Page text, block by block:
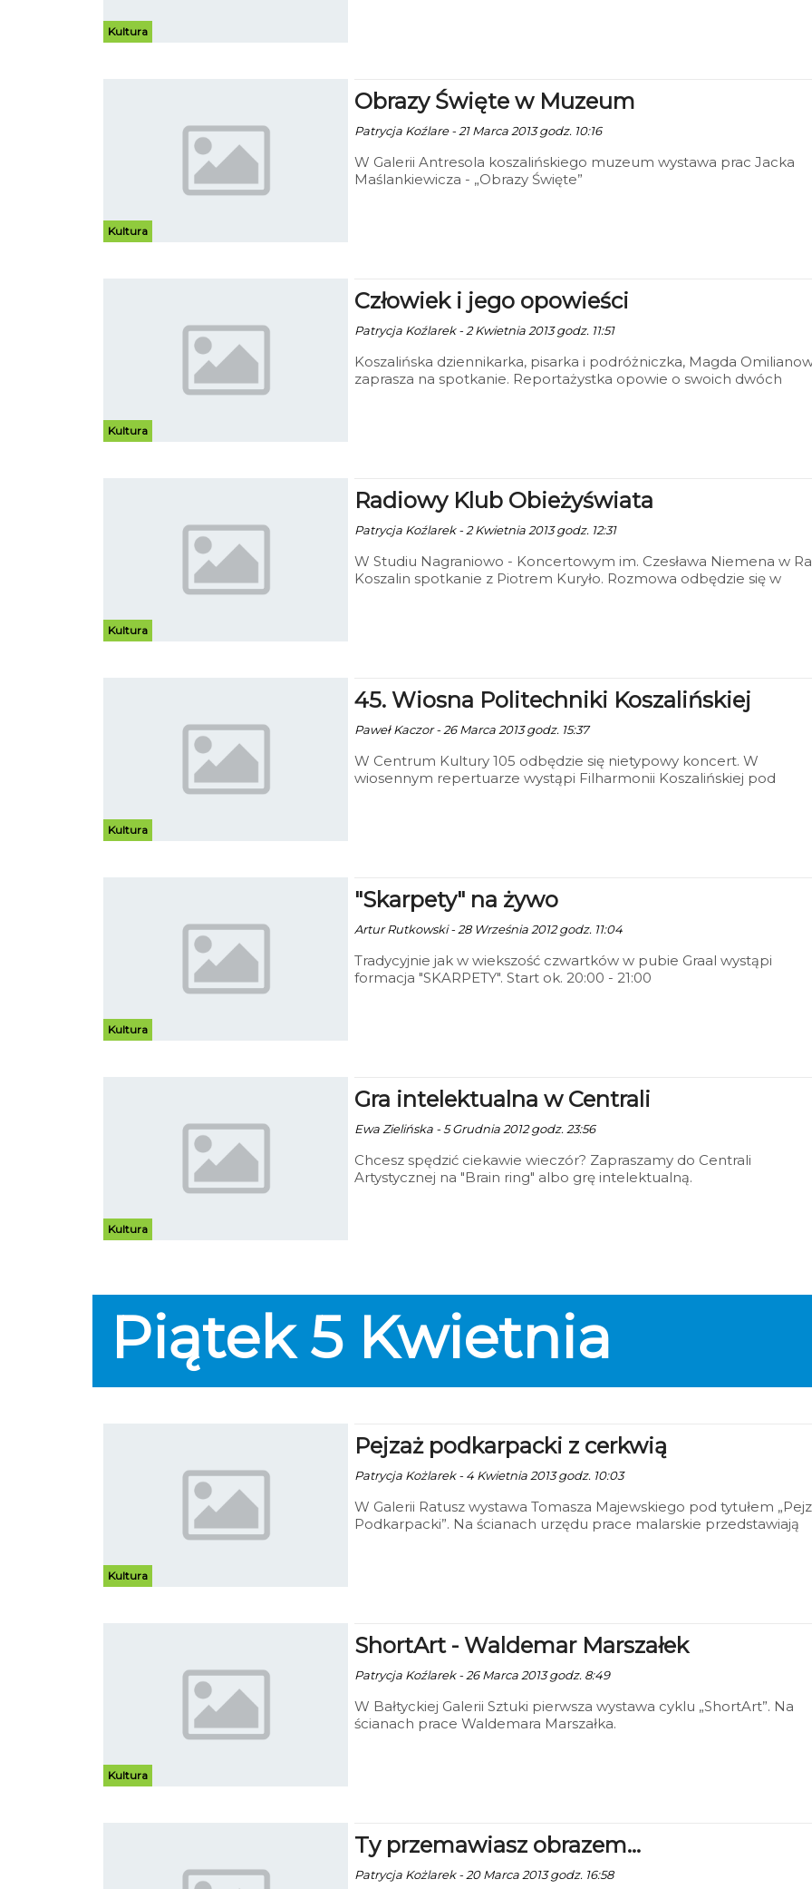
Kultura
Kultura
Obrazy Święte w Muzeum
Patrycja Koźlare - 21 Marca 2013 godz. 10:16
W Galerii Antresola koszalińskiego muzeum wystawa prac Jacka
Maślankiewicza - „Obrazy Święte”
Kultura
Człowiek i jego opowieści
Patrycja Koźlarek - 2 Kwietnia 2013 godz. 11:51
Koszalińska dziennikarka, pisarka i podróżniczka, Magda
zaprasza na spotkanie. Reportażystka opowie o swoich dwóch
Kultura
Radiowy Klub Obieżyświata
Patrycja Koźlarek - 2 Kwietnia 2013 godz. 12:31
W Studiu Nagraniowo - Koncertowym im. Czesława Niemena w
Koszalin spotkanie z Piotrem Kuryło. Rozmowa odbędzie się w
Kultura
45. Wiosna Politechniki Koszalińskiej
Paweł Kaczor - 26 Marca 2013 godz. 15:37
W Centrum Kultury 105 odbędzie się nietypowy koncert. W
wiosennym repertuarze wystąpi Filharmonii Koszalińskiej pod
Kultura
"Skarpety" na żywo
Artur Rutkowski - 28 Września 2012 godz. 11:04
Tradycyjnie jak w wiekszość czwartków w pubie Graal wystąpi
formacja "SKARPETY". Start ok. 20:00 - 21:00
Kultura
Gra intelektualna w Centrali
Ewa Zielińska - 5 Grudnia 2012 godz. 23:56
Chcesz spędzić ciekawie wieczór? Zapraszamy do Centrali
Artystycznej na "Brain ring" albo grę intelektualną.
Piątek 5 Kwietnia
Kultura
Pejzaż podkarpacki z cerkwią
Patrycja Kożlarek - 4 Kwietnia 2013 godz. 10:03
W Galerii Ratusz wystawa Tomasza Majewskiego pod tytułem
Podkarpacki”. Na ścianach urzędu prace malarskie przedstawiają
Kultura
ShortArt - Waldemar Marszałek
Patrycja Koźlarek - 26 Marca 2013 godz. 8:49
W Bałtyckiej Galerii Sztuki pierwsza wystawa cyklu „ShortArt”. Na
ścianach prace Waldemara Marszałka.
Ty przemawiasz obrazem...
Patrycja Kożlarek - 20 Marca 2013 godz. 16:58